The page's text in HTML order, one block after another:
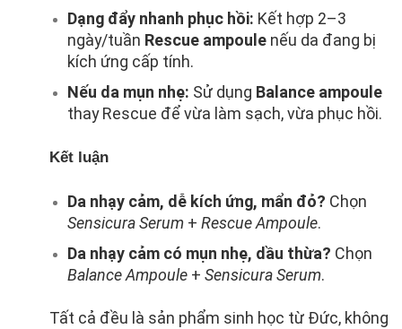
Dạng đẩy nhanh phục hồi: Kết hợp 2–3
ngày/tuần Rescue ampoule nếu da đang bị
kích ứng cấp tính.
Nếu da mụn nhẹ: Sử dụng Balance ampoule
thay Rescue để vừa làm sạch, vừa phục hồi.
Kết luận
Da nhạy cảm, dễ kích ứng, mẩn đỏ? Chọn
Sensicura Serum + Rescue Ampoule.
Da nhạy cảm có mụn nhẹ, dầu thừa? Chọn
Balance Ampoule + Sensicura Serum.
Tất cả đều là sản phẩm sinh học từ Đức, không